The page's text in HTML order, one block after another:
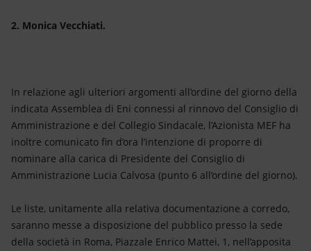
2. Monica Vecchiati.
In relazione agli ulteriori argomenti all’ordine del giorno della
indicata Assemblea di Eni connessi al rinnovo del Consiglio di
Amministrazione e del Collegio Sindacale, l’Azionista MEF ha
inoltre comunicato fin d’ora l’intenzione di proporre di
nominare alla carica di Presidente del Consiglio di
Amministrazione Lucia Calvosa (punto 6 all’ordine del giorno).
Le liste, unitamente alla relativa documentazione a corredo,
saranno messe a disposizione del pubblico presso la sede
della società in Roma, Piazzale Enrico Mattei, 1, nell’apposita